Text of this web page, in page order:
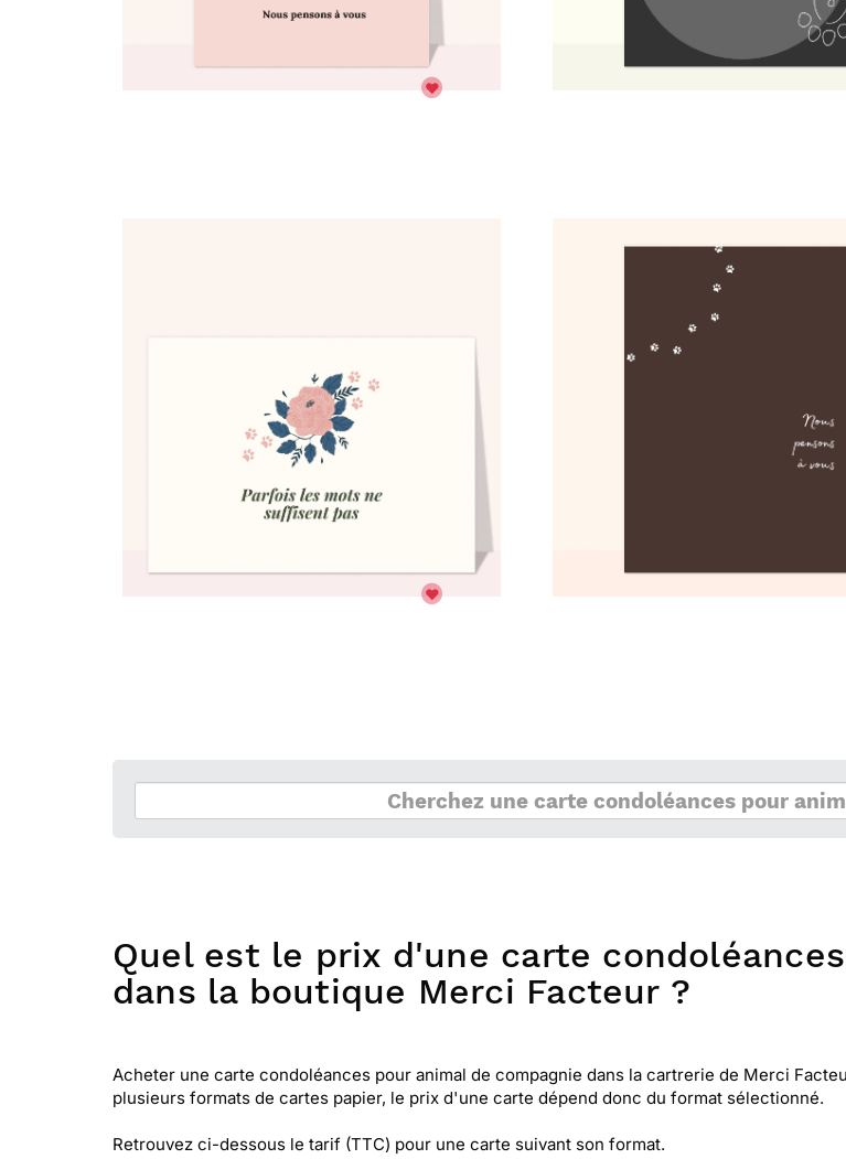
Quel est le prix d'une carte
dans la boutique Merci Facteur ?
Acheter une carte condoléances pour animal de compagnie dans la cartrerie de Merci
plusieurs formats de cartes papier, le prix d'une carte dépend donc du format sélectionné.
Retrouvez ci-dessous le tarif (TTC) pour une carte suivant son format.